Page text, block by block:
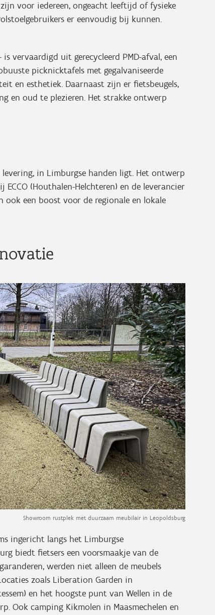
voor iedereen, ongeacht leeftijd of fysieke
er eenvoudig bij kunnen.
vervaardigd uit gerecycleerd PMD-afval, een
picknicktafels met gegalvaniseerde
en esthetiek. Daarnaast zijn er fietsbeugels,
en oud te plezieren. Het strakke ontwerp
in Limburgse handen ligt. Het ontwerp
(Houthalen-Helchteren) en de leverancier
ook een boost voor de regionale en lokale
Showroom rustplek met duurzaam meubilair in Leopoldsburg
ingericht langs het Limburgse
biedt fietsers een voorsmaakje van de
werden niet alleen de meubels
zoals Liberation Garden in
en het hoogste punt van Wellen in de
Ook camping Kikmolen in Maasmechelen en